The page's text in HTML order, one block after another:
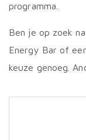
programma.
Ben je op zoek
Energy Bar of
keuze genoeg.